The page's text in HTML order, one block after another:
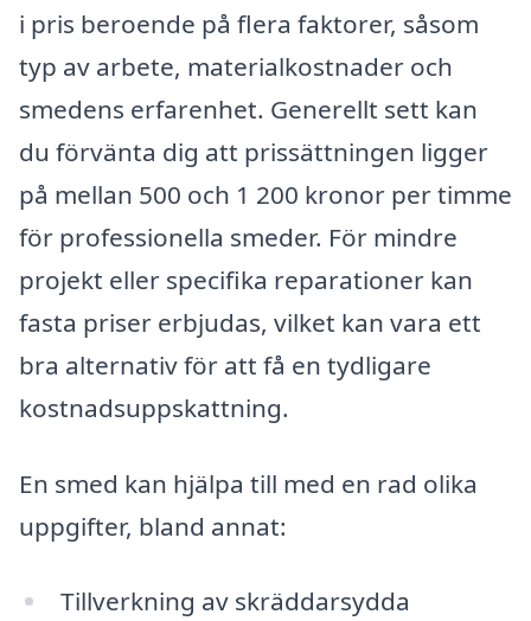
i pris beroende på flera faktorer, såsom
typ av arbete, materialkostnader och
smedens erfarenhet. Generellt sett kan
du förvänta dig att prissättningen ligger
på mellan 500 och 1 200 kronor per timme
för professionella smeder. För mindre
projekt eller specifika reparationer kan
fasta priser erbjudas, vilket kan vara ett
bra alternativ för att få en tydligare
kostnadsuppskattning.
En smed kan hjälpa till med en rad olika
uppgifter, bland annat:
Tillverkning av skräddarsydda